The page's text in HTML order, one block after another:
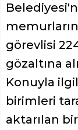
görevlisi
gözaltına
Konuyla
birimleri
aktarılan